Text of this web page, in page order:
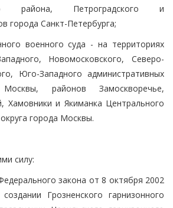
района, Петроградского и
города Санкт-Петербурга;
военного суда - на территориях
Новомосковского, Северо-
Юго-Западного административных
районов Замоскворечье,
Хамовники и Якиманка Центрального
города Москвы.
силу:
закона от 8 октября 2002
Грозненского гарнизонного